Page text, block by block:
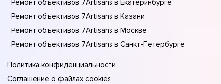
Ремонт объективов 7Artisans в Екатеринбурге
Ремонт объективов 7Artisans в Казани
Ремонт объективов 7Artisans в Москве
Ремонт объективов 7Artisans в Санкт-Петербурге
Политика конфиденциальности
Соглашение о файлах cookies